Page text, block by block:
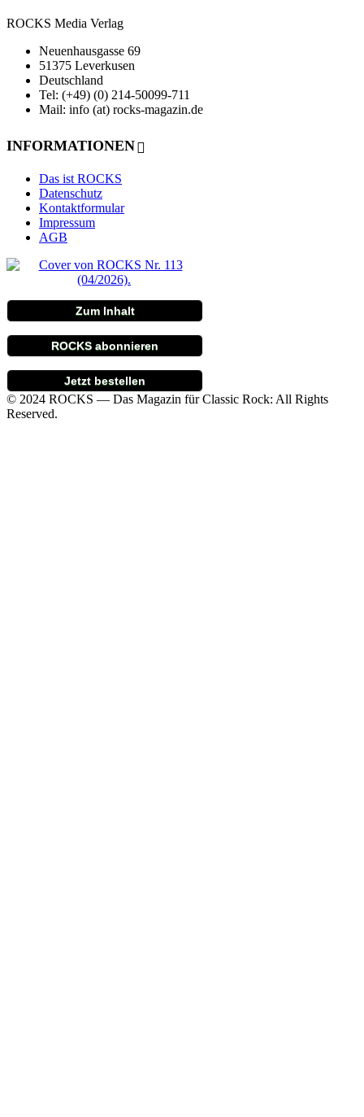
ROCKS Media Verlag
Neuenhausgasse 69
51375 Leverkusen
Deutschland
Tel: (+49) (0) 214-50099-711
Mail: info (at) rocks-magazin.de
INFORMATIONEN
Das ist ROCKS
Datenschutz
Kontaktformular
Impressum
AGB
Zum Inhalt
ROCKS abonnieren
Jetzt bestellen
© 2024 ROCKS — Das Magazin für Classic Rock: All Rights
Reserved.